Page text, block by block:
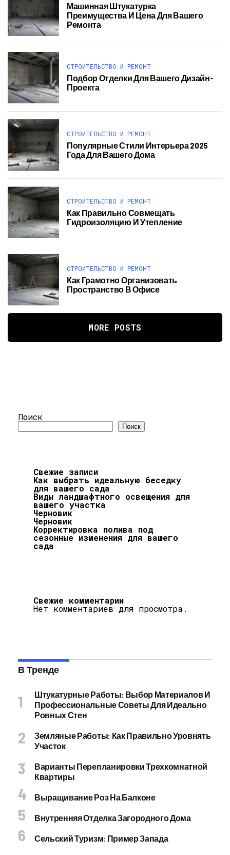
Машинная Штукатурка
Преимущества И Цена Для Вашего
Ремонта
СТРОИТЕЛЬСТВО И РЕМОНТ
Подбор Отделки Для Вашего Дизайн-
Проекта
СТРОИТЕЛЬСТВО И РЕМОНТ
Популярные Стили Интерьера 2025
Года Для Вашего Дома
СТРОИТЕЛЬСТВО И РЕМОНТ
Как Правильно Совмещать
Гидроизоляцию И Утепление
СТРОИТЕЛЬСТВО И РЕМОНТ
Как Грамотно Организовать
Пространство В Офисе
MORE POSTS
Поиск
Поиск
Свежие записи
Как выбрать идеальную беседку
для вашего сада
Виды ландшафтного освещения для
вашего участка
Черновик
Черновик
Корректировка полива под
сезонные изменения для вашего
сада
Свежие комментарии
Нет комментариев для просмотра.
В Тренде
Штукатурные Работы: Выбор Материалов И
Профессиональные Советы Для Идеально
Ровных Стен
Земляные Работы: Как Правильно Уровнять
Участок
Варианты Перепланировки Трехкомнатной
Квартиры
Выращивание Роз На Балконе
Внутренняя Отделка Загородного Дома
Сельский Туризм: Пример Запада